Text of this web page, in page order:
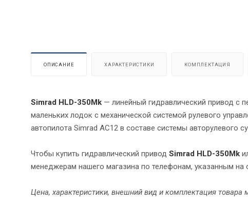
ОПИСАНИЕ ХАРАКТЕРИСТИКИ КОМПЛЕКТАЦИЯ
Simrad HLD-350Mk — линейный гидравлический привод с
маленьких лодок с механической системой рулевого
автопилота Simrad AC12 в составе системы
Чтобы купить гидравлический привод Simrad HLD-350Mk
менеджерам нашего магазина по телефонам, указанным на
Цена, характеристики, внешний вид и комплектация